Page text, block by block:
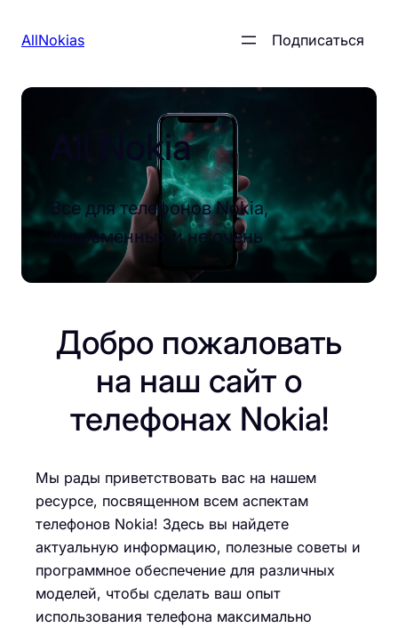
AllNokias Подписаться
All Nokia
Все для телефонов Nokia,
современных и не очень
Добро пожаловать
на наш сайт о
телефонах Nokia!
Мы рады приветствовать вас на нашем
ресурсе, посвященном всем аспектам
телефонов Nokia! Здесь вы найдете
актуальную информацию, полезные советы и
программное обеспечение для различных
моделей, чтобы сделать ваш опыт
использования телефона максимально